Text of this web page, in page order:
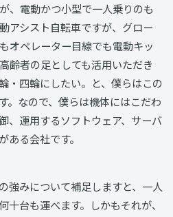
、電動かつ小型で一人乗りのも
アシスト自転車ですが、グロー
オペレーター目線でも電動キッ
齢者の足としても活用いただき
・四輪にしたい。と、僕らはこの
。なので、僕らは機体にはこだわ
、運用するソフトウェア、サーバ
ある会社です。
強みについて補足しますと、一人
台も運べます。しかもそれが、